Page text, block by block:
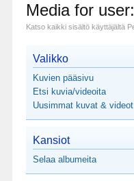
Media for user:
Katso kaikki sisältö käyttäjältä
Valikko
Kuvien pääsivu
Etsi kuvia/videoita
Uusimmat kuvat & videot
Kansiot
Selaa albumeita